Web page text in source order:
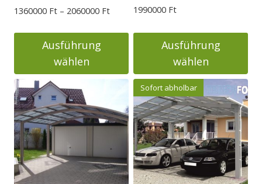
1360000 Ft – 2060000 FtPreisspanne:
bis
Ausführung
wählen
Dieses
Produkt
weist
mehrere
Varianten
auf.
Die
1990000 Ft
Ausführung
wählen
Dieses
Produkt
weist
mehrere
Varianten
auf.
Die
Sofort abholbar